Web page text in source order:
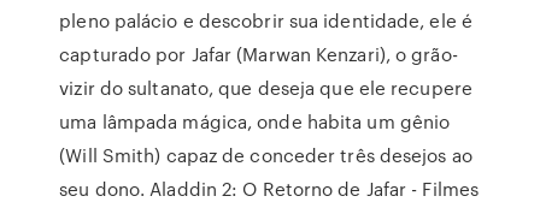
pleno palácio e descobrir sua identidade, ele é
capturado por Jafar (Marwan Kenzari), o grão-
vizir do sultanato, que deseja que ele recupere
uma lâmpada mágica, onde habita um gênio
(Will Smith) capaz de conceder três desejos ao
seu dono. Aladdin 2: O Retorno de Jafar - Filmes